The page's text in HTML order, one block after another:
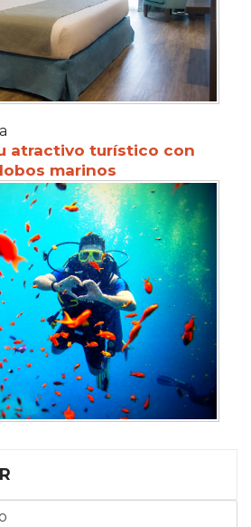
atractivo turístico con
marinos